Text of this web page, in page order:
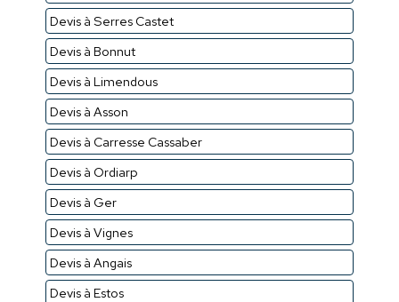
Devis à Serres Castet
Devis à Bonnut
Devis à Limendous
Devis à Asson
Devis à Carresse Cassaber
Devis à Ordiarp
Devis à Ger
Devis à Vignes
Devis à Angais
Devis à Estos